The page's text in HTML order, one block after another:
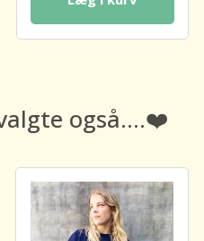
også....❤️